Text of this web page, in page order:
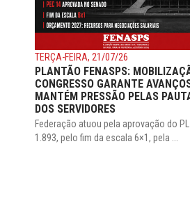
TERÇA-FEIRA, 21/07/26
PLANTÃO FENASPS:
CONGRESSO GARANTE
MANTÉM PRESSÃO PELAS
DOS SERVIDORES
Federação atuou pela aprovação do PL
1.893, pelo fim da escala 6×1, pela ...